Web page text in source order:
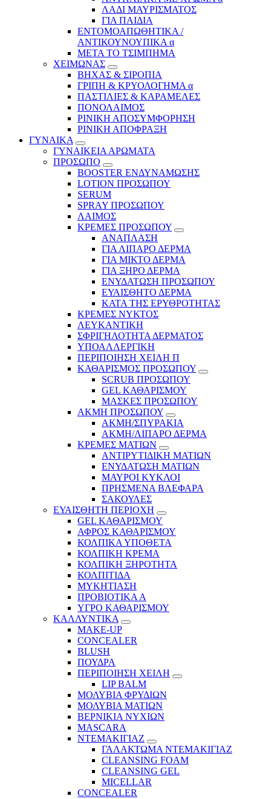
ΛΑΔΙ ΜΑΥΡΙΣΜΑΤΟΣ
ΓΙΑ ΠΑΙΔΙΑ
ΕΝΤΟΜΟΑΠΩΘΗΤΙΚΑ /
ΑΝΤΙΚΟΥΝΟΥΠΙΚΑ α
ΜΕΤΑ ΤΟ ΤΣΙΜΠΗΜΑ
ΧΕΙΜΩΝΑΣ
ΒΗΧΑΣ & ΣΙΡΟΠΙΑ
ΓΡΙΠΗ & ΚΡΥΟΛΟΓΗΜΑ α
ΠΑΣΤΙΛΙΕΣ & ΚΑΡΑΜΕΛΕΣ
ΠΟΝΟΛΑΙΜΟΣ
ΡΙΝΙΚΗ ΑΠΟΣΥΜΦΟΡΗΣΗ
ΡΙΝΙΚΗ ΑΠΟΦΡΑΞΗ
ΓΥΝΑΙΚΑ
ΓΥΝΑΙΚΕΙΑ ΑΡΩΜΑΤΑ
ΠΡΟΣΩΠΟ
BOOSTER ΕΝΔΥΝΑΜΩΣΗΣ
LOTION ΠΡΟΣΩΠΟΥ
SERUM
SPRAY ΠΡΟΣΩΠΟΥ
ΛΑΙΜΟΣ
ΚΡΕΜΕΣ ΠΡΟΣΩΠΟΥ
ΑΝΑΠΛΑΣΗ
ΓΙΑ ΛΙΠΑΡΟ ΔΕΡΜΑ
ΓΙΑ ΜΙΚΤΟ ΔΕΡΜΑ
ΓΙΑ ΞΗΡΟ ΔΕΡΜΑ
ΕΝΥΔΑΤΩΣΗ ΠΡΟΣΩΠΟΥ
ΕΥΑΙΣΘΗΤΟ ΔΕΡΜΑ
ΚΑΤΑ ΤΗΣ ΕΡΥΘΡΟΤΗΤΑΣ
ΚΡΕΜΕΣ ΝΥΚΤΟΣ
ΛΕΥΚΑΝΤΙΚΗ
ΣΦΡΙΓΗΛΟΤΗΤΑ ΔΕΡΜΑΤΟΣ
ΥΠΟΑΛΛΕΡΓΙΚΗ
ΠΕΡΙΠΟΙΗΣΗ ΧΕΙΛΗ Π
ΚΑΘΑΡΙΣΜΟΣ ΠΡΟΣΩΠΟΥ
SCRUB ΠΡΟΣΩΠΟΥ
GEL ΚΑΘΑΡΙΣΜΟΥ
ΜΑΣΚΕΣ ΠΡΟΣΩΠΟΥ
ΑΚΜΗ ΠΡΟΣΩΠΟΥ
ΑΚΜΗ/ΣΠΥΡΑΚΙΑ
ΑΚΜΗ/ΛΙΠΑΡΟ ΔΕΡΜΑ
ΚΡΕΜΕΣ ΜΑΤΙΩΝ
ΑΝΤΙΡΥΤΙΔΙΚΗ ΜΑΤΙΩΝ
ΕΝΥΔΑΤΩΣΗ ΜΑΤΙΩΝ
ΜΑΥΡΟΙ ΚΥΚΛΟΙ
ΠΡΗΣΜΕΝΑ ΒΛΕΦΑΡΑ
ΣΑΚΟΥΛΕΣ
ΕΥΑΙΣΘΗΤΗ ΠΕΡΙΟΧΗ
GEL ΚΑΘΑΡΙΣΜΟΥ
ΑΦΡΟΣ ΚΑΘΑΡΙΣΜΟΥ
ΚΟΛΠΙΚΑ ΥΠΟΘΕΤΑ
ΚΟΛΠΙΚΗ ΚΡΕΜΑ
ΚΟΛΠΙΚΗ ΞΗΡΟΤΗΤΑ
ΚΟΛΠΙΤΙΔΑ
ΜΥΚΗΤΙΑΣΗ
ΠΡΟΒΙΟΤΙΚΑ Α
ΥΓΡΟ ΚΑΘΑΡΙΣΜΟΥ
ΚΑΛΛΥΝΤΙΚΑ
MAKE-UP
CONCEALER
BLUSH
ΠΟΥΔΡΑ
ΠΕΡΙΠΟΙΗΣΗ ΧΕΙΛΗ
LIP BALM
ΜΟΛΥΒΙΑ ΦΡΥΔΙΩΝ
ΜΟΛΥΒΙΑ ΜΑΤΙΩΝ
ΒΕΡΝΙΚΙΑ ΝΥΧΙΩΝ
MASCARA
ΝΤΕΜΑΚΙΓΙΑΖ
ΓΑΛΑΚΤΩΜΑ ΝΤΕΜΑΚΙΓΙΑΖ
CLEANSING FOAM
CLEANSING GEL
MICELLAR
CONCEALER